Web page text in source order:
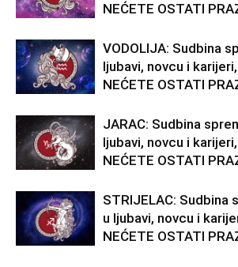
NEĆETE OSTATI
VODOLIJA: Sudbina
ljubavi, novcu i
NEĆETE OSTATI
JARAC: Sudbina
ljubavi, novcu i
NEĆETE OSTATI
STRIJELAC: Sudbina
u ljubavi, novcu i
NEĆETE OSTATI